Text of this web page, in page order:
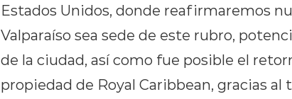
Estados Unidos, donde reafirmaremos
Valparaíso sea sede de este rubro,
de la ciudad, así como fue posible el
propiedad de Royal Caribbean, gracias